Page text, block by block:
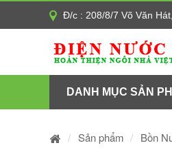
Đ/c : 208/8/7 Võ Văn
DANH MỤC SẢN
Sản phẩm Bồn